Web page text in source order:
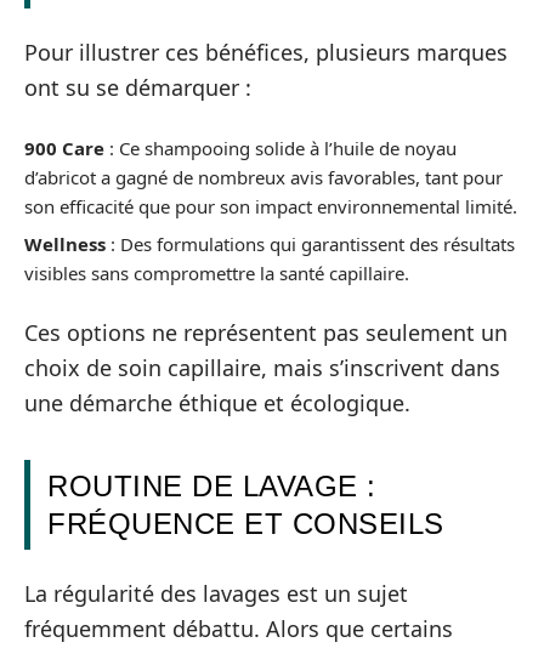
Pour illustrer ces bénéfices, plusieurs marques
ont su se démarquer :
900 Care : Ce shampooing solide à l’huile de noyau
d’abricot a gagné de nombreux avis favorables, tant pour
son efficacité que pour son impact environnemental limité.
Wellness : Des formulations qui garantissent des résultats
visibles sans compromettre la santé capillaire.
Ces options ne représentent pas seulement un
choix de soin capillaire, mais s’inscrivent dans
une démarche éthique et écologique.
ROUTINE DE LAVAGE :
FRÉQUENCE ET CONSEILS
La régularité des lavages est un sujet
fréquemment débattu. Alors que certains